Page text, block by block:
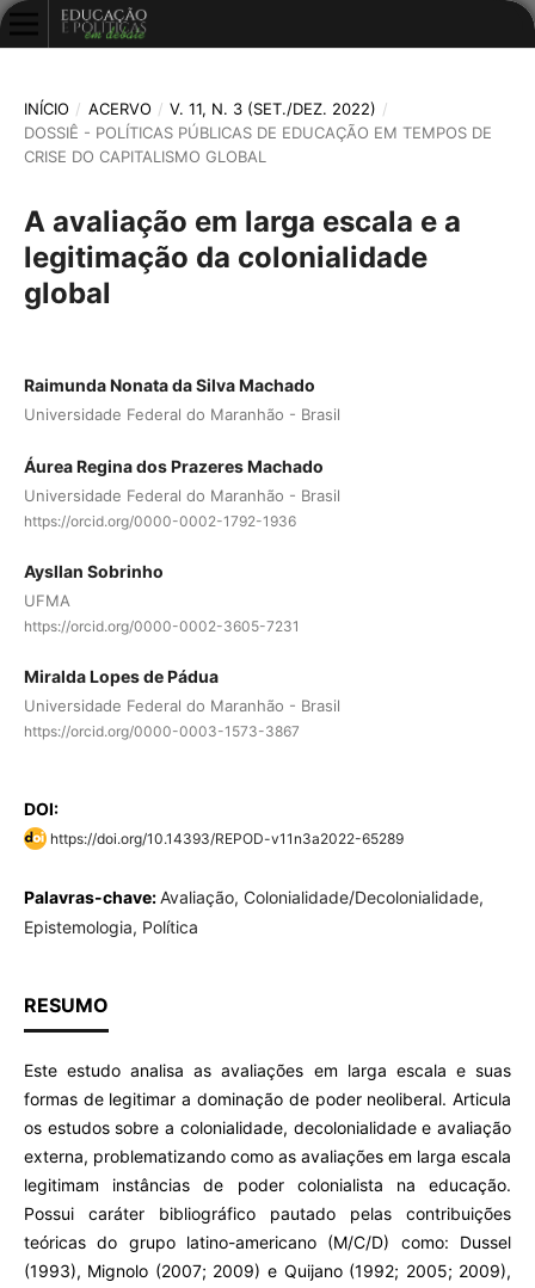
INÍCIO / ACERVO / V. 11, N. 3 (SET./DEZ. 2022) /
DOSSIÊ - POLÍTICAS PÚBLICAS DE EDUCAÇÃO EM TEMPOS DE
CRISE DO CAPITALISMO GLOBAL
A avaliação em larga escala e a
legitimação da colonialidade
global
Raimunda Nonata da Silva Machado
Universidade Federal do Maranhão - Brasil
Áurea Regina dos Prazeres Machado
Universidade Federal do Maranhão - Brasil
https://orcid.org/0000-0002-1792-1936
Aysllan Sobrinho
UFMA
https://orcid.org/0000-0002-3605-7231
Miralda Lopes de Pádua
Universidade Federal do Maranhão - Brasil
https://orcid.org/0000-0003-1573-3867
DOI:
https://doi.org/10.14393/REPOD-v11n3a2022-65289
Palavras-chave:Avaliação, Colonialidade/Decolonialidade,
Epistemologia, Política
RESUMO
Este estudo analisa as avaliações em larga escala e suas
formas de legitimar a dominação de poder neoliberal. Articula
os estudos sobre a colonialidade, decolonialidade e avaliação
externa, problematizando como as avaliações em larga escala
legitimam instâncias de poder colonialista na educação.
Possui caráter bibliográfico pautado pelas contribuições
teóricas do grupo latino-americano (M/C/D) como: Dussel
(1993), Mignolo (2007; 2009) e Quijano (1992; 2005; 2009),